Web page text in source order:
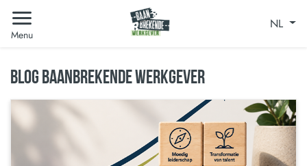
Menu
NL
BLOG BAANBREKENDE WERKGEVER